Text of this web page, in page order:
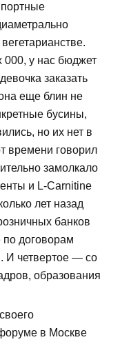
000, у нас бюджет
заказать
еще блин не
бусины,
но их нет в
времени говорил
замолкало
и L-Carnitine
лет назад
банков
договорам
И четвертое — со
образования
в Москве